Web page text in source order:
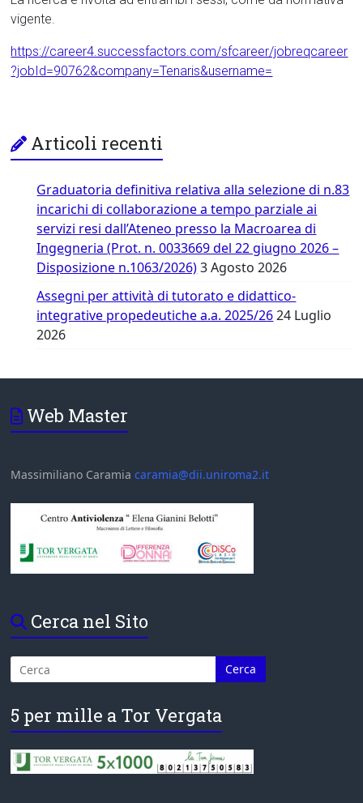
vigente.
https://career4.successfactors.com/sfcareer/jobreqcareer
?jobId=90762&company=Tenaris&username=
Articoli recenti
Graduatoria definitiva relativa alla selezione di n.83
incarichi di collaborazione a tempo parziale ai
servizi resi dall’Ateneo presso la Macroarea di
Ingegneria (Prot. n. 0033669 del 22 giugno 2026 –
Disposizione n.1063/2026) 3 Agosto 2026
Assegni per attività di tutorato e didattico-
integrative propedeutiche a.a. 2025/26 24 Luglio
2026
Web Master
Massimiliano Caramiacaramia@dii.uniroma2.it
Cerca nel Sito
5 per mille a Tor Vergata